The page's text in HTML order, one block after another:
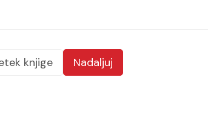
knjige Nadaljuj